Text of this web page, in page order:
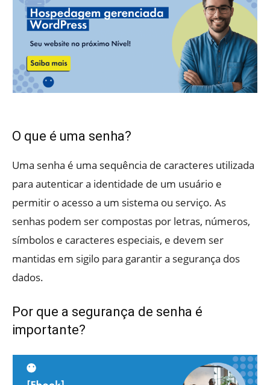
O que é uma senha?
Uma senha é uma sequência de caracteres utilizada
para autenticar a identidade de um usuário e
permitir o acesso a um sistema ou serviço. As
senhas podem ser compostas por letras, números,
símbolos e caracteres especiais, e devem ser
mantidas em sigilo para garantir a segurança dos
dados.
Por que a segurança de senha é
importante?